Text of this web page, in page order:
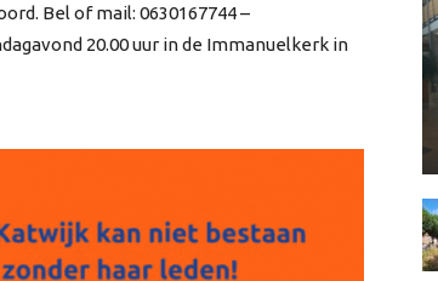
Bel of mail: 0630167744 –
20.00 uur in de Immanuelkerk in